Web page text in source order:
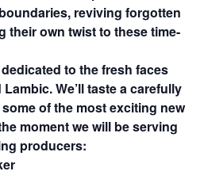
reviving forgotten
their own twist to these time-
to the fresh faces
We’ll taste a carefully
of the most exciting new
moment we will be serving
producers: